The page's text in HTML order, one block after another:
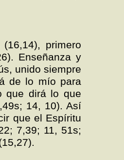
primero
Enseñanza y
unido siempre
de lo mío para
que dirá lo que
14, 10). Así
que el Espíritu
7,39; 11, 51s;